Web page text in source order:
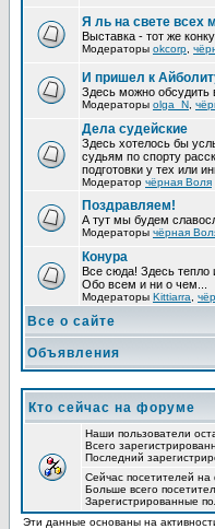
Я ль на свете всех
Выставка - тот же
Модераторы okcorp
И пришел к
Здесь можно обсудить
Модераторы olga_N
Дела судейские
Здесь хотелось бы
судьям по спорту
подготовки у тех или
Модератор чёрная Воля
Поздравляем!
А тут мы будем
Модераторы чёрная
Конура
Все сюда! Здесь тепло
Обо всем и ни о чем...
Модераторы Kittiarra
Все о сайте
Объявления
Кто сейчас на форуме
Наши пользователи
Всего
Последний
Сейчас посетителей
Больше всего
Зарегистрированные
Эти данные основаны на